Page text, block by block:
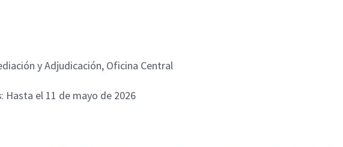
y Adjudicación, Oficina Central
: Hasta el 11 de mayo de 2026